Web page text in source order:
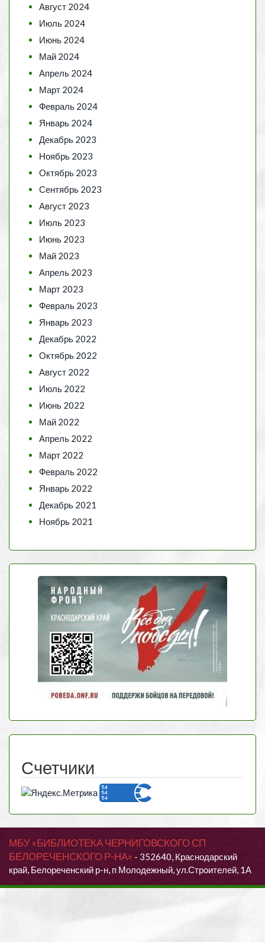
Август 2024
Июль 2024
Июнь 2024
Май 2024
Апрель 2024
Март 2024
Февраль 2024
Январь 2024
Декабрь 2023
Ноябрь 2023
Октябрь 2023
Сентябрь 2023
Август 2023
Июль 2023
Июнь 2023
Май 2023
Апрель 2023
Март 2023
Февраль 2023
Январь 2023
Декабрь 2022
Октябрь 2022
Август 2022
Июль 2022
Июнь 2022
Май 2022
Апрель 2022
Март 2022
Февраль 2022
Январь 2022
Декабрь 2021
Ноябрь 2021
Счетчики
МБУ «БИБЛИОТЕКА ЧЕРНИГОВСКОГО СП
БЕЛОРЕЧЕНСКОГО Р-НА» - 352640, Краснодарский
край, Белореченский р-н, п Молодежный, ул.Строителей, 1А